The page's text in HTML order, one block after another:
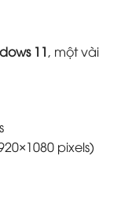
11, một vài
pixels)